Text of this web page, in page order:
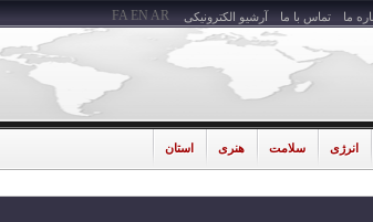
ما تماس با ما آرشیو الکترونیکی FA EN AR
انرژی سلامت هنری استان